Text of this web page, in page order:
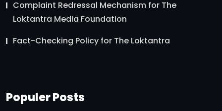
Complaint Redressal Mechanism for The
Loktantra Media Foundation
Fact-Checking Policy for The Loktantra
Populer Posts